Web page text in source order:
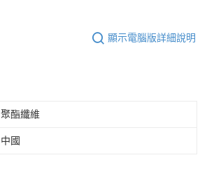
顯示電腦版詳細說明
聚酯纖維
中國